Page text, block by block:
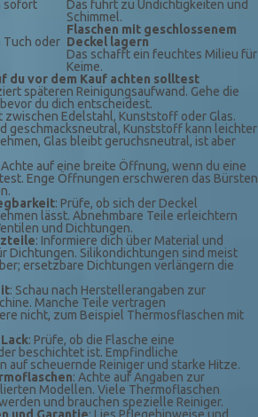
sofort
Das führt zu Undichtigkeiten und
Schimmel.
Tuch oder
Flaschen mit geschlossenem
Deckel lagern
Das schafft ein feuchtes Milieu für
Keime.
du vor dem Kauf achten solltest
späteren Reinigungsaufwand. Gehe die
du dich entscheidest.
zwischen Edelstahl, Kunststoff oder Glas.
geschmacksneutral, Kunststoff kann leichter
Glas bleibt geruchsneutral, ist aber
Achte auf eine breite Öffnung, wenn du eine
Enge Öffnungen erschweren das Bürsten
: Prüfe, ob sich der Deckel
lässt. Abnehmbare Teile erleichtern
und Dichtungen.
: Informiere dich über Material und
Dichtungen. Silikondichtungen sind meist
ersetzbare Dichtungen verlängern die
: Schau nach Herstellerangaben zur
Manche Teile vertragen
nicht, zum Beispiel Thermosflaschen mit
: Prüfe, ob die Flasche eine
beschichtet ist. Empfindliche
auf scheuernde Reiniger und starke Hitze.
: Achte auf Angaben zur
Modellen. Viele Thermoflaschen
und brauchen spezielle Reiniger.